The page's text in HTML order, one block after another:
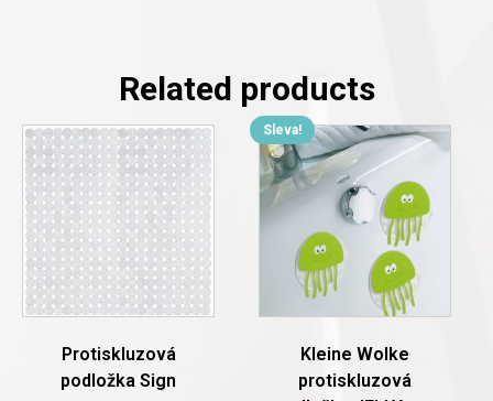
Related products
Protiskluzová
podložka Sign
This
product
has
multiple
variants.
The
options
may
be
Sleva!
Kleine Wolke
protiskluzová